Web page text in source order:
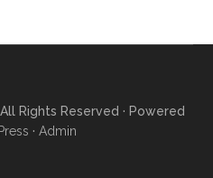
All Rights Reserved · Powered
· Admin